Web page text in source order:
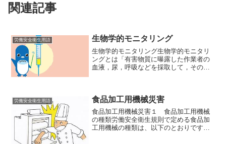
関連記事
労働安全衛生用語 生物学的モニタリング
生物学的モニタリング生物学的モニタリ
ングとは「有害物質に曝露した作業者の
血液，尿，呼吸などを採取して，その中
こと。生物学的モニタリン...
労働安全衛生用語 食品加工用機械災害
食品加工用機械災害１ 食品加工用機械
の種類労働安全衛生規則で定める食品加
工用機械の種類は、以下のとおりです。